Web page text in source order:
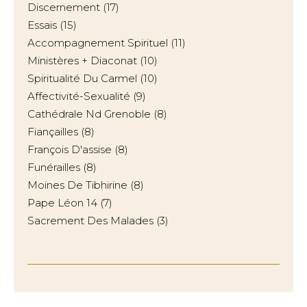
Discernement (17)
Essais (15)
Accompagnement Spirituel (11)
Ministères + Diaconat (10)
Spiritualité Du Carmel (10)
Affectivité-Sexualité (9)
Cathédrale Nd Grenoble (8)
Fiançailles (8)
François D'assise (8)
Funérailles (8)
Moines De Tibhirine (8)
Pape Léon 14 (7)
Sacrement Des Malades (3)